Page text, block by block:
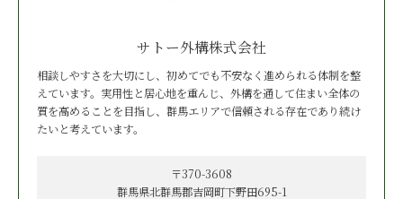
サトー外構株式会社
相談しやすさを大切にし、初めてでも不安なく進められる体制を整
えています。実用性と居心地を重んじ、外構を通して住まい全体の
質を高めることを目指し、群馬エリアで信頼される存在であり続け
たいと考えています。
〒370-3608
群馬県北群馬郡吉岡町下野田695-1